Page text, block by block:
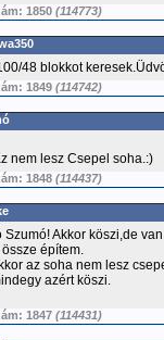
1850 (114773)
48 blokkot
1849 (114742)
nem lesz Csepel soha.:)
1848 (114437)
Szumó! Akkor köszi,de
össze építem.
az soha nem lesz
azért köszi.
1847 (114431)